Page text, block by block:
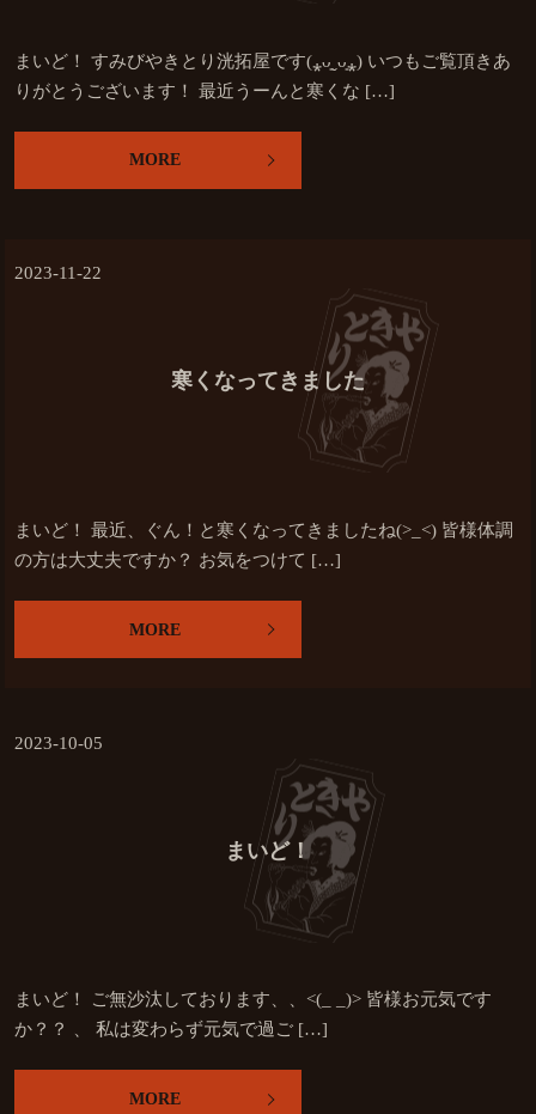
まいど！ すみびやきとり洸拓屋です(⁎ᴗ͈ˬᴗ͈⁎) いつもご覧頂きあ
りがとうございます！ 最近うーんと寒くな […]
MORE
2023-11-22
寒くなってきました
まいど！ 最近、ぐん！と寒くなってきましたね(>_<) 皆様体調
の方は大丈夫ですか？ お気をつけて […]
MORE
2023-10-05
まいど！
まいど！ ご無沙汰しております、、<(_ _)> 皆様お元気です
か？？ 、 私は変わらず元気で過ご […]
MORE